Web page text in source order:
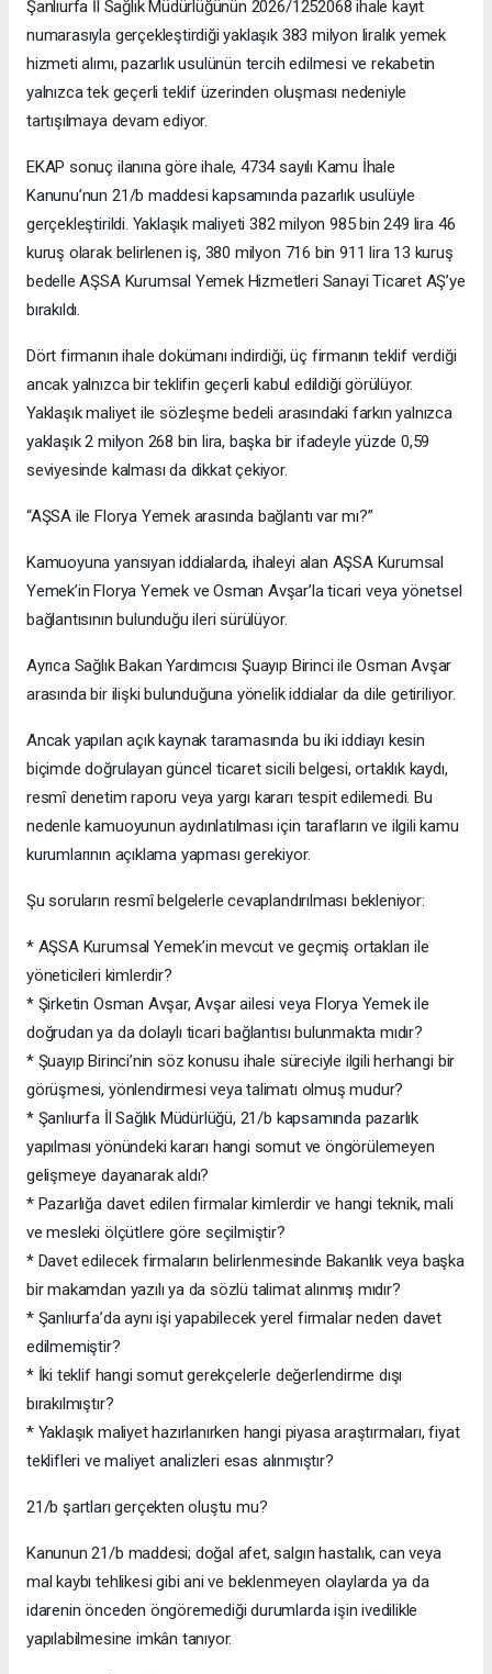
Şanlıurfa İl Sağlık Müdürlüğünün 2026/1252068 ihale kayıt
numarasıyla gerçekleştirdiği yaklaşık 383 milyon liralık yemek
hizmeti alımı, pazarlık usulünün tercih edilmesi ve rekabetin
yalnızca tek geçerli teklif üzerinden oluşması nedeniyle
tartışılmaya devam ediyor.
EKAP sonuç ilanına göre ihale, 4734 sayılı Kamu İhale
Kanunu’nun 21/b maddesi kapsamında pazarlık usulüyle
gerçekleştirildi. Yaklaşık maliyeti 382 milyon 985 bin 249 lira 46
kuruş olarak belirlenen iş, 380 milyon 716 bin 911 lira 13 kuruş
bedelle AŞSA Kurumsal Yemek Hizmetleri Sanayi Ticaret AŞ’ye
bırakıldı.
Dört firmanın ihale dokümanı indirdiği, üç firmanın teklif verdiği
ancak yalnızca bir teklifin geçerli kabul edildiği görülüyor.
Yaklaşık maliyet ile sözleşme bedeli arasındaki farkın yalnızca
yaklaşık 2 milyon 268 bin lira, başka bir ifadeyle yüzde 0,59
seviyesinde kalması da dikkat çekiyor.
“AŞSA ile Florya Yemek arasında bağlantı var mı?”
Kamuoyuna yansıyan iddialarda, ihaleyi alan AŞSA Kurumsal
Yemek’in Florya Yemek ve Osman Avşar’la ticari veya yönetsel
bağlantısının bulunduğu ileri sürülüyor.
Ayrıca Sağlık Bakan Yardımcısı Şuayıp Birinci ile Osman Avşar
arasında bir ilişki bulunduğuna yönelik iddialar da dile getiriliyor.
Ancak yapılan açık kaynak taramasında bu iki iddiayı kesin
biçimde doğrulayan güncel ticaret sicili belgesi, ortaklık kaydı,
resmî denetim raporu veya yargı kararı tespit edilemedi. Bu
nedenle kamuoyunun aydınlatılması için tarafların ve ilgili kamu
kurumlarının açıklama yapması gerekiyor.
Şu soruların resmî belgelerle cevaplandırılması bekleniyor:
* AŞSA Kurumsal Yemek’in mevcut ve geçmiş ortakları ile
yöneticileri kimlerdir?
* Şirketin Osman Avşar, Avşar ailesi veya Florya Yemek ile
doğrudan ya da dolaylı ticari bağlantısı bulunmakta mıdır?
* Şuayıp Birinci’nin söz konusu ihale süreciyle ilgili herhangi bir
görüşmesi, yönlendirmesi veya talimatı olmuş mudur?
* Şanlıurfa İl Sağlık Müdürlüğü, 21/b kapsamında pazarlık
yapılması yönündeki kararı hangi somut ve öngörülemeyen
gelişmeye dayanarak aldı?
* Pazarlığa davet edilen firmalar kimlerdir ve hangi teknik, mali
ve mesleki ölçütlere göre seçilmiştir?
* Davet edilecek firmaların belirlenmesinde Bakanlık veya başka
bir makamdan yazılı ya da sözlü talimat alınmış mıdır?
* Şanlıurfa’da aynı işi yapabilecek yerel firmalar neden davet
edilmemiştir?
* İki teklif hangi somut gerekçelerle değerlendirme dışı
bırakılmıştır?
* Yaklaşık maliyet hazırlanırken hangi piyasa araştırmaları, fiyat
teklifleri ve maliyet analizleri esas alınmıştır?
21/b şartları gerçekten oluştu mu?
Kanunun 21/b maddesi; doğal afet, salgın hastalık, can veya
mal kaybı tehlikesi gibi ani ve beklenmeyen olaylarda ya da
idarenin önceden öngöremediği durumlarda işin ivedilikle
yapılabilmesine imkân tanıyor.